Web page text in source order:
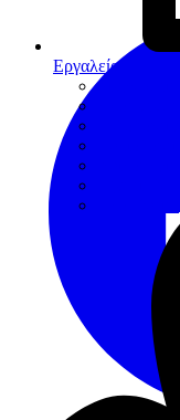
Εργαλεία
Διαγνωστικά